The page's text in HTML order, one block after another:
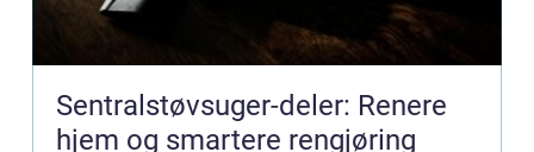
Sentralstøvsuger-deler: Renere
hjem og smartere rengjøring